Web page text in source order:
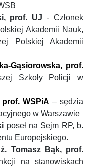
prof. UJ - Członek
Akademii Nauk,
Polskiej Akademii
Gąsiorowska, prof.
Szkoły Policji w
WSPiA – sędzia
w Warszawie
poseł na Sejm RP, b.
Europejskiego.
Tomasz Bąk, prof.
na stanowiskach